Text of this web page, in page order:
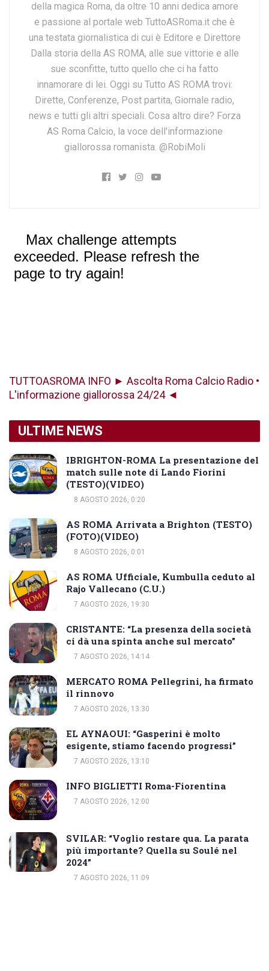
della magica Roma, da oltre 10 anni dedica amore
e passione al portale web TuttoASRoma.it che è
una testata giornalistica di cui è Editore e Direttore
Dalla storia della AS ROMA, alle sue vittorie e alle
sue sconfitte, tutto quello che ci ha fatto
innamorare di lei. Oggi su Tutto AS ROMA trovi:
Dirette, Conferenze, Post partita, Giornale radio,
news e tutti gli altri speciali. Cosa altro dire? Forza
AS Roma Calcio, la voce dell'informazione
giallorossa romanista. @RobiMoli
TUTTOASROMA INFO ► Ascolta Roma Calcio Radio •
L'informazione giallorossa 24/24 ◄
ULTIME NEWS
IBRIGHTON-ROMA La presentazione del
match sulle note di Lando Fiorini
(TESTO)(VIDEO)
8 AGOSTO 2026, 0:20
AS ROMA Arrivata a Brighton (TESTO)
(FOTO)(VIDEO)
8 AGOSTO 2026, 0:01
AS ROMA Ufficiale, Kumbulla ceduto al
Rajo Vallecano (C.U.)
7 AGOSTO 2026, 19:30
CRISTANTE: “La presenza della società
ci dà una spinta anche sul mercato”
7 AGOSTO 2026, 14:14
MERCATO ROMA Pellegrini, ha firmato
il rinnovo
7 AGOSTO 2026, 13:30
EL AYNAOUI: “Gasperini è molto
esigente, stiamo facendo progressi”
7 AGOSTO 2026, 13:10
INFO BIGLIETTI Roma-Fiorentina
7 AGOSTO 2026, 12:00
SVILAR: “Voglio restare qua. La parata
più importante? Quella su Soulé nel
2024”
7 AGOSTO 2026, 11:09